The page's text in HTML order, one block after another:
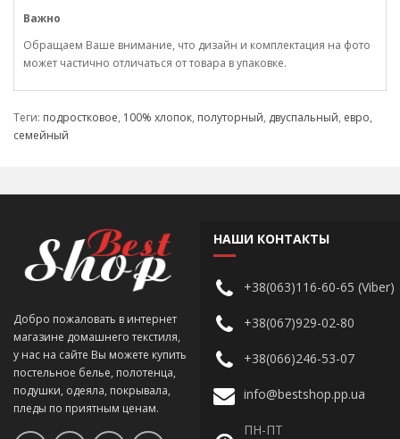
Важно
Обращаем Ваше внимание, что дизайн и комплектация на фото
может частично отличаться от товара в упаковке.
Теги: подростковое, 100% хлопок, полуторный, двуспальный, евро,
семейный
Добро пожаловать в интернет
магазине домашнего текстиля,
у нас на сайте Вы можете купить
постельное белье, полотенца,
подушки, одеяла, покрывала,
пледы по приятным ценам.
НАШИ КОНТАКТЫ
+38(063)116-60-65 (Viber)
+38(067)929-02-80
+38(066)246-53-07
info@bestshop.pp.ua
ПН-ПТ